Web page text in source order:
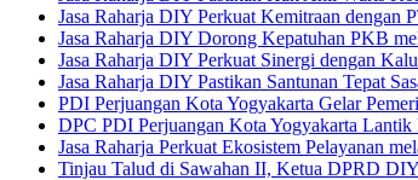
Jasa Raharja DIY Perkuat Kemitraan dengan
Jasa Raharja DIY Dorong Kepatuhan PKB
Jasa Raharja DIY Perkuat Sinergi dengan
Jasa Raharja DIY Pastikan Santunan Tepat
PDI Perjuangan Kota Yogyakarta Gelar
DPC PDI Perjuangan Kota Yogyakarta Lantik
Jasa Raharja Perkuat Ekosistem Pelayanan
Tinjau Talud di Sawahan II, Ketua DPRD